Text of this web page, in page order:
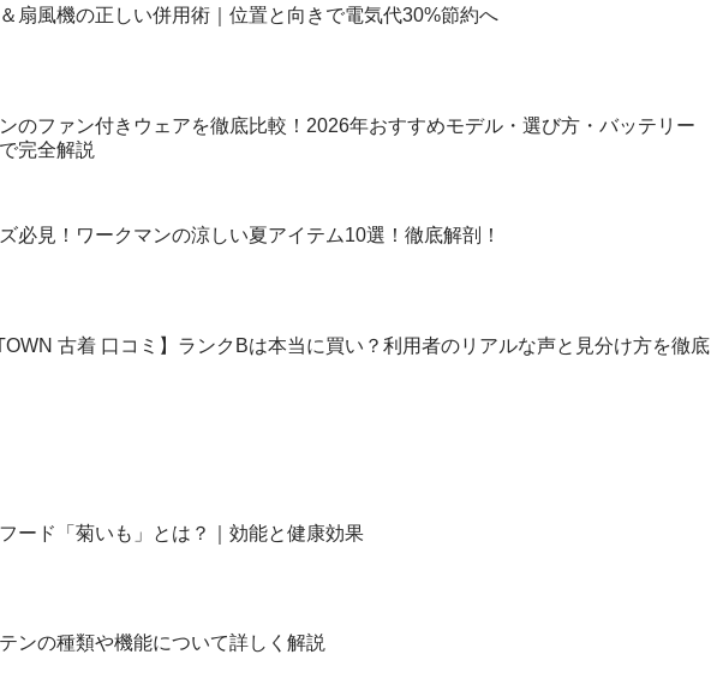
扇風機の正しい併用術｜位置と向きで電気代30%節約へ
のファン付きウェアを徹底比較！2026年おすすめモデル・選び方・バッテリー
完全解説
必見！ワークマンの涼しい夏アイテム10選！徹底解剖！
古着 口コミ】ランクBは本当に買い？利用者のリアルな声と見分け方を徹底
ード「菊いも」とは？｜効能と健康効果
ンの種類や機能について詳しく解説